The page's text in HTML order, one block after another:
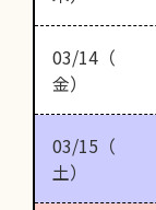
03/14（
金）
03/15（
土）